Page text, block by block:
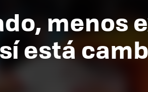
menos
está